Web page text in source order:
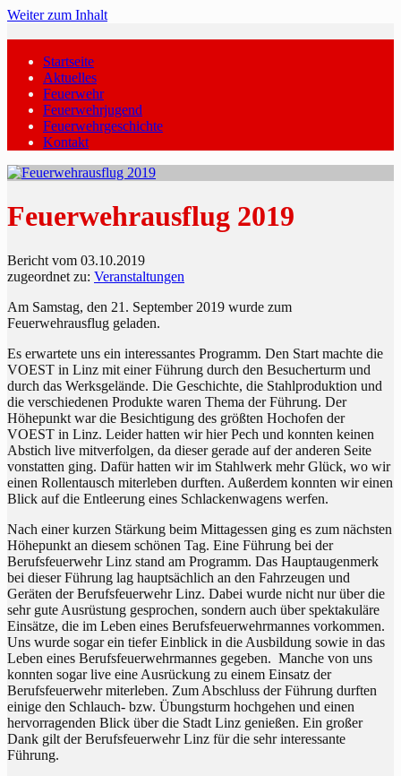
Weiter zum Inhalt
Startseite
Aktuelles
Feuerwehr
Feuerwehrjugend
Feuerwehrgeschichte
Kontakt
Feuerwehrausflug 2019
Bericht vom 03.10.2019
zugeordnet zu: Veranstaltungen
Am Samstag, den 21. September 2019 wurde zum
Feuerwehrausflug geladen.
Es erwartete uns ein interessantes Programm. Den Start machte die
VOEST in Linz mit einer Führung durch den Besucherturm und
durch das Werksgelände. Die Geschichte, die Stahlproduktion und
die verschiedenen Produkte waren Thema der Führung. Der
Höhepunkt war die Besichtigung des größten Hochofen der
VOEST in Linz. Leider hatten wir hier Pech und konnten keinen
Abstich live mitverfolgen, da dieser gerade auf der anderen Seite
vonstatten ging. Dafür hatten wir im Stahlwerk mehr Glück, wo wir
einen Rollentausch miterleben durften. Außerdem konnten wir einen
Blick auf die Entleerung eines Schlackenwagens werfen.
Nach einer kurzen Stärkung beim Mittagessen ging es zum nächsten
Höhepunkt an diesem schönen Tag. Eine Führung bei der
Berufsfeuerwehr Linz stand am Programm. Das Hauptaugenmerk
bei dieser Führung lag hauptsächlich an den Fahrzeugen und
Geräten der Berufsfeuerwehr Linz. Dabei wurde nicht nur über die
sehr gute Ausrüstung gesprochen, sondern auch über spektakuläre
Einsätze, die im Leben eines Berufsfeuerwehrmannes vorkommen.
Uns wurde sogar ein tiefer Einblick in die Ausbildung sowie in das
Leben eines Berufsfeuerwehrmannes gegeben. Manche von uns
konnten sogar live eine Ausrückung zu einem Einsatz der
Berufsfeuerwehr miterleben. Zum Abschluss der Führung durften
einige den Schlauch- bzw. Übungsturm hochgehen und einen
hervorragenden Blick über die Stadt Linz genießen. Ein großer
Dank gilt der Berufsfeuerwehr Linz für die sehr interessante
Führung.